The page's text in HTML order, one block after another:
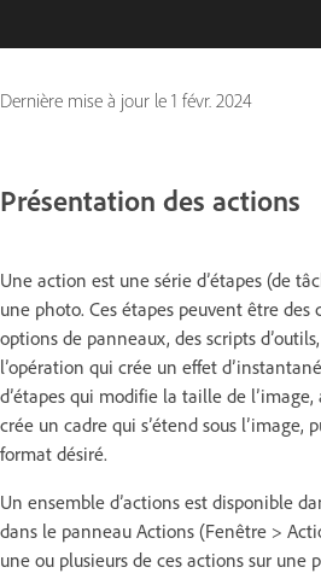
Dernière mise à jour le 1 févr. 2024
Présentation des actions
Une action est une série d’étapes (de
une photo. Ces étapes peuvent être des
options de panneaux, des scripts
l’opération qui crée un effet
d’étapes qui modifie la taille de
crée un cadre qui s’étend sous l’image,
format désiré.
Un ensemble d’actions est disponible
dans le panneau Actions (Fenêtre >
une ou plusieurs de ces actions sur une